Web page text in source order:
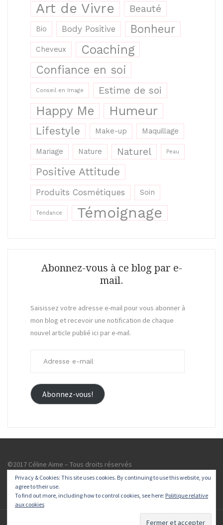
Art de Vivre Beauté
Bio Body Positive Bonheur
Cheveux Coaching
Confiance en soi
Conseil en Image Estime de soi
Happy Me Humeur
Lifestyle Make-up Maquillage
Mariage Nature Naturel Peau
Positive Attitude
Produits Cosmétiques Soin
Tendance Témoignage
Abonnez-vous à ce blog par e-
mail.
Saisissez votre adresse e-mail pour vous abonner à
mon blog et recevoir une notification de chaque
nouvel article publié ici par e-mail.
Abonnez-vous!
©2017 Céline Aime – Tous droits réservés
Privacy & Cookies: This site uses cookies. By continuing to use this website, you
agree to their use.
To find out more, including how to control cookies, see here: Politique relative
aux cookies